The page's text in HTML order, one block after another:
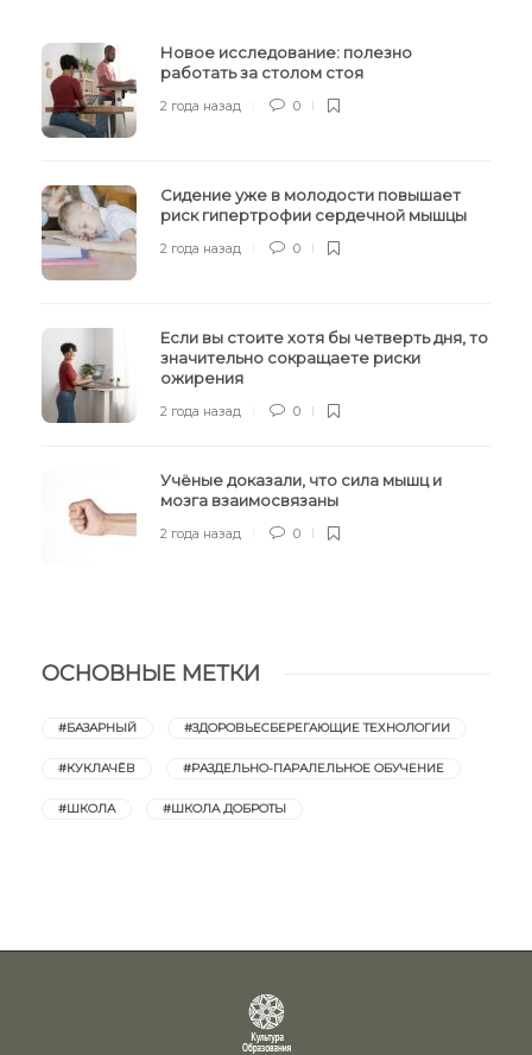
Новое исследование: полезно
работать за столом стоя
2 года назад 0
Сидение уже в молодости повышает
риск гипертрофии сердечной мышцы
2 года назад 0
Если вы стоите хотя бы четверть дня, то
значительно сокращаете риски
ожирения
2 года назад 0
Учёные доказали, что сила мышц и
мозга взаимосвязаны
2 года назад 0
ОСНОВНЫЕ МЕТКИ
#БАЗАРНЫЙ #ЗДОРОВЬЕСБЕРЕГАЮЩИЕ ТЕХНОЛОГИИ
#КУКЛАЧЁВ #РАЗДЕЛЬНО-ПАРАЛЕЛЬНОЕ ОБУЧЕНИЕ
#ШКОЛА #ШКОЛА ДОБРОТЫ